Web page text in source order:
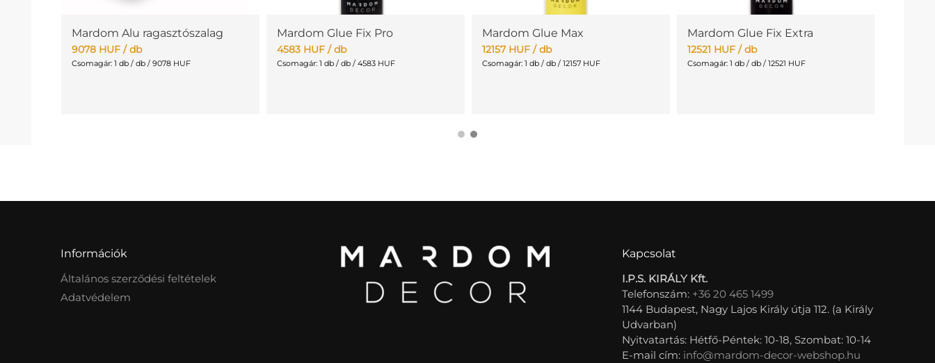
Mardom Alu ragasztószalag
9078 HUF / db
Csomagár: 1 db / db / 9078 HUF
Mardom Glue Fix Pro
4583 HUF/ db
Csomagár: 1 db / db / 4583 HUF
Mardom Glue Max
12157 HUF/ db
Csomagár: 1 db / db / 12157 HUF
Mardom Glue Fix Extra
12521 HUF/ db
Csomagár: 1 db / db / 12521 HUF
Információk
Általános szerződési feltételek
Adatvédelem
Kapcsolat
I.P.S. KIRÁLY Kft.
Telefonszám: +36 20 465 1499
1144 Budapest, Nagy Lajos Király útja 112. (a Király
Udvarban)
Nyitvatartás: Hétfő-Péntek: 10-18, Szombat: 10-14
E-mail cím: info@mardom-decor-webshop.hu